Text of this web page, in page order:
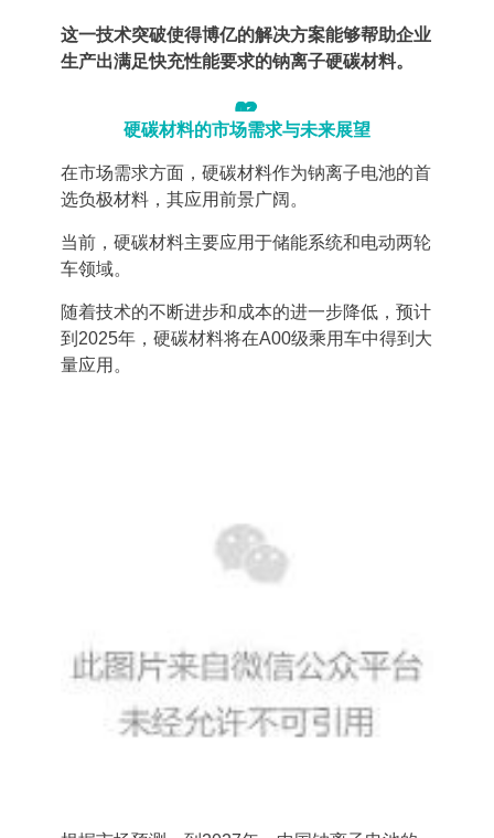
这一技术突破使得博亿的解决方案能够帮助企业
生产出满足快充性能要求的钠离子硬碳材料。
02
硬碳材料的市场需求与未来展望
在市场需求方面，硬碳材料作为钠离子电池的首
选负极材料，其应用前景广阔。
当前，硬碳材料主要应用于储能系统和电动两轮
车领域。
随着技术的不断进步和成本的进一步降低，预计
到2025年，硬碳材料将在A00级乘用车中得到大
量应用。